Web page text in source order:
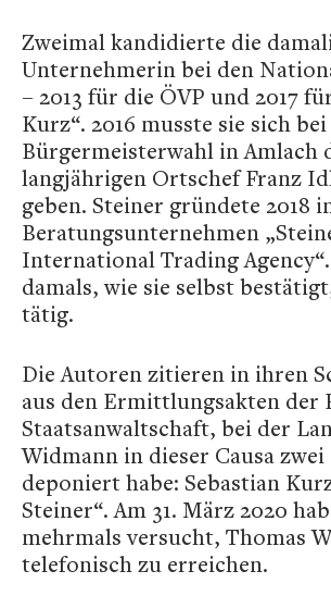
Zweimal kandidierte die
Unternehmerin bei den
– 2013 für die ÖVP und 2017
Kurz“. 2016 musste sie sich
Bürgermeisterwahl in Amlach
langjährigen Ortschef Franz
geben. Steiner gründete 2018
Beratungsunternehmen
International Trading
damals, wie sie selbst
tätig.
Die Autoren zitieren in ihren
aus den Ermittlungsakten der
Staatsanwaltschaft, bei der
Widmann in dieser Causa
deponiert habe: Sebastian
Steiner“. Am 31. März 2020
mehrmals versucht, Thomas
telefonisch zu erreichen.